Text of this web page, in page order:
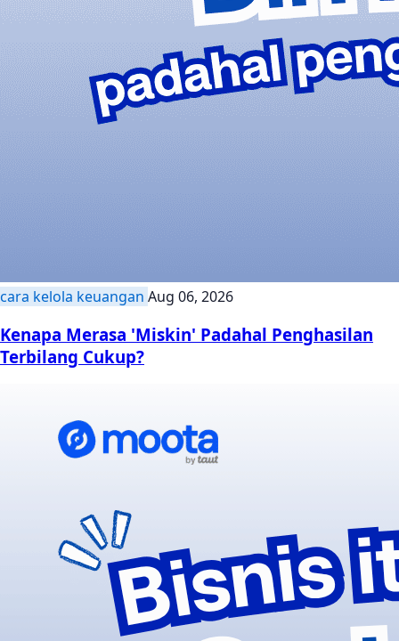
cara kelola keuangan Aug 06, 2026
Kenapa Merasa 'Miskin' Padahal Penghasilan
Terbilang Cukup?